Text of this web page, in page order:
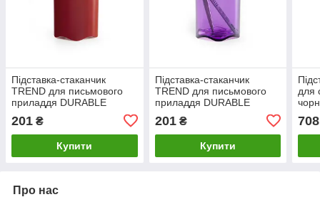
Підставка-стаканчик
TREND для письмового
приладдя DURABLE
201 ₴
Купити
Підставка-стаканчик
TREND для письмового
приладдя DURABLE
201₴
Купити
для
708
Про нас